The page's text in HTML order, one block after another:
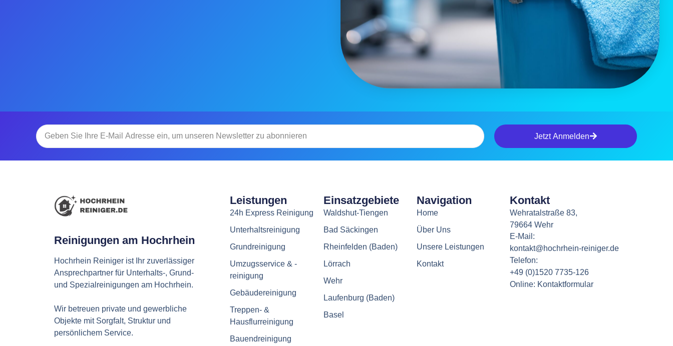
Jetzt Anmelden
Reinigungen am Hochrhein
Hochrhein Reiniger ist Ihr zuverlässiger
Ansprechpartner für Unterhalts-, Grund-
und Spezialreinigungen am Hochrhein.
Wir betreuen private und gewerbliche
Objekte mit Sorgfalt, Struktur und
persönlichem Service.
Leistungen
24h Express Reinigung
Unterhaltsreinigung
Grundreinigung
Umzugsservice & -
reinigung
Gebäudereinigung
Treppen- &
Hausflurreinigung
Bauendreinigung
Einsatzgebiete
Waldshut-Tiengen
Bad Säckingen
Rheinfelden (Baden)
Lörrach
Wehr
Laufenburg (Baden)
Basel
Navigation
Home
Über Uns
Unsere Leistungen
Kontakt
Kontakt
Wehratalstraße 83,
79664 Wehr
E-Mail:
kontakt@hochrhein-reiniger.de
Telefon:
+49 (0)1520 7735-126
Online: Kontaktformular